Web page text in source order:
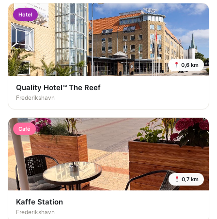
Hotel
0,6 km
Quality Hotel™ The Reef
Frederikshavn
Café
0,7 km
Kaffe Station
Frederikshavn